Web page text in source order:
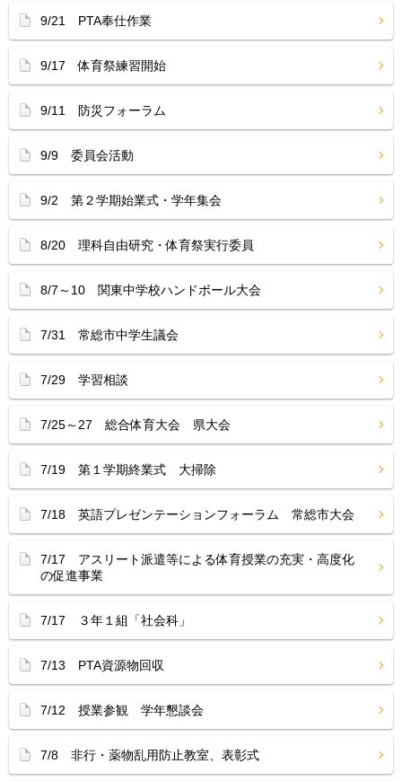
9/21 PTA奉仕作業
9/17 体育祭練習開始
9/11 防災フォーラム
9/9 委員会活動
9/2 第２学期始業式・学年集会
8/20 理科自由研究・体育祭実行委員
8/7～10 関東中学校ハンドボール大会
7/31 常総市中学生議会
7/29 学習相談
7/25～27 総合体育大会 県大会
7/19 第１学期終業式 大掃除
7/18 英語プレゼンテーションフォーラム 常総市大会
7/17 アスリート派遣等による体育授業の充実・高度化
の促進事業
7/17 ３年１組「社会科」
7/13 PTA資源物回収
7/12 授業参観 学年懇談会
7/8 非行・薬物乱用防止教室、表彰式